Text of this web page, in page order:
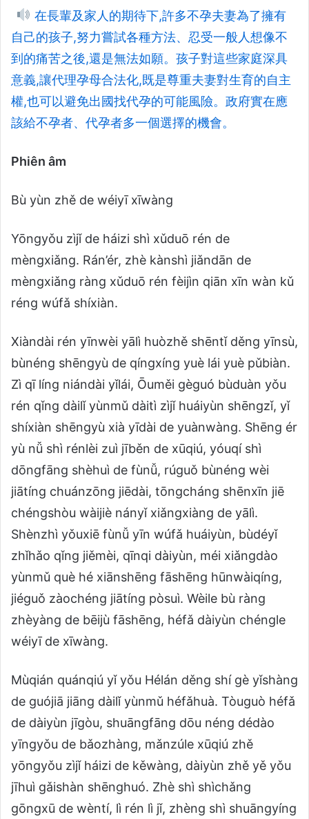
在長輩及家人的期待下,許多不孕夫妻為了擁有
自己的孩子,努力嘗試各種方法、忍受一般人想像不
到的痛苦之後,還是無法如願。孩子對這些家庭深具
意義,讓代理孕母合法化,既是尊重夫妻對生育的自主
權,也可以避免出國找代孕的可能風險。政府實在應
該給不孕者、代孕者多一個選擇的機會。
Phiên âm
Bù yùn zhě de wéiyī xīwàng
Yōngyǒu zìjǐ de háizi shì xǔduō rén de
mèngxiǎng. Rán’ér, zhè kànshì jiǎndān de
mèngxiǎng ràng xǔduō rén fèijìn qiān xīn wàn kǔ
réng wúfǎ shíxiàn.
Xiàndài rén yīnwèi yālì huòzhě shēntǐ děng yīnsù,
bùnéng shēngyù de qíngxíng yuè lái yuè pǔbiàn.
Zì qī líng niándài yǐlái, Ōuměi gèguó bùduàn yǒu
rén qǐng dàilǐ yùnmǔ dàitì zìjǐ huáiyùn shēngzǐ, yǐ
shíxiàn shēngyù xià yīdài de yuànwàng. Shēng ér
yù nǚ shì rénlèi zuì jīběn de xūqiú, yóuqí shì
dōngfāng shèhuì de fùnǚ, rúguǒ bùnéng wèi
jiātíng chuánzōng jiēdài, tōngcháng shēnxīn jiē
chéngshòu wàijiè nányǐ xiǎngxiàng de yālì.
Shènzhì yǒuxiē fùnǚ yīn wúfǎ huáiyùn, bùdéyǐ
zhǐhǎo qǐng jiěmèi, qīnqi dàiyùn, méi xiǎngdào
yùnmǔ què hé xiānshēng fāshēng hūnwàiqíng,
jiéguǒ zàochéng jiātíng pòsuì. Wèile bù ràng
zhèyàng de bēijù fāshēng, héfǎ dàiyùn chéngle
wéiyī de xīwàng.
Mùqián quánqiú yǐ yǒu Hélán děng shí gè yǐshàng
de guójiā jiāng dàilǐ yùnmǔ héfǎhuà. Tòuguò héfǎ
de dàiyùn jīgòu, shuāngfāng dōu néng dédào
yīngyǒu de bǎozhàng, mǎnzúle xūqiú zhě
yōngyǒu zìjǐ háizi de kěwàng, dàiyùn zhě yě yǒu
jīhuì gǎishàn shēnghuó. Zhè shì shìchǎng
gōngxū de wèntí, lì rén lì jǐ, zhèng shì shuāngyíng